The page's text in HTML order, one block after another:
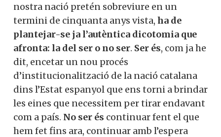
nostra nació pretén sobreviure en un
termini de cinquanta anys vista, ha de
plantejar-se ja l’autèntica dicotomia que
afronta: la del ser o no ser. Ser és, com ja he
dit, encetar un nou procés
d’institucionalització de la nació catalana
dins l’Estat espanyol que ens torni a brindar
les eines que necessitem per tirar endavant
com a país. No ser és continuar fent el que
hem fet fins ara, continuar amb l’espera